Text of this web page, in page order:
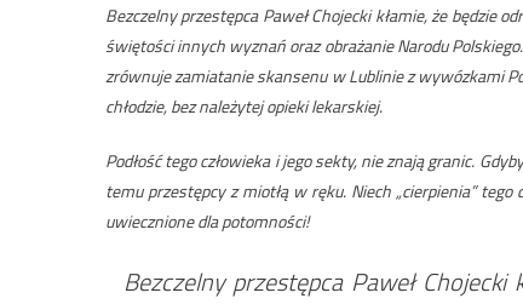
Bezczelny przestępca Paweł Chojecki kłamie, że będzie
świętości innych wyznań oraz obrażanie Narodu
zrównuje zamiatanie skansenu w Lublinie z wywózkami
chłodzie, bez należytej opieki lekarskiej.
Podłość tego człowieka i jego sekty, nie znają granic.
temu przestępcy z miotłą w ręku. Niech „cierpienia”
uwiecznione dla potomności!
Bezczelny przestępca Paweł